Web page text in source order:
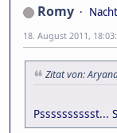
Romy
18. August 2011,
Zitat von:
Psssssssssst...